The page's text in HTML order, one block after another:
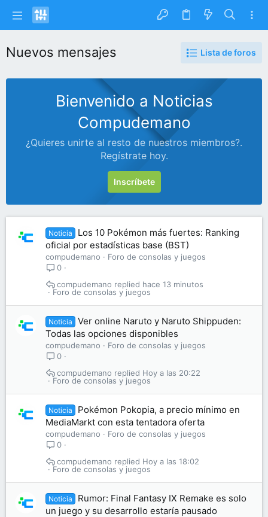
Nuevos mensajes Lista de foros
Bienvenido a Noticias
Compudemano
¿Quieres unirte al resto de nuestros miembros?.
Regístrate hoy.
Inscríbete
Noticia
Los 10 Pokémon más fuertes: Ranking
oficial por estadísticas base (BST)
compudemano
Foro de consolas y juegos
0
Foro de consolas y juegos
hace 13 minutos
compudemano
Noticia
Ver online Naruto y Naruto Shippuden:
Todas las opciones disponibles
compudemano
Foro de consolas y juegos
0
Foro de consolas y juegos
Hoy a las 20:22
compudemano
Noticia
Pokémon Pokopia, a precio mínimo en
MediaMarkt con esta tentadora oferta
compudemano
Foro de consolas y juegos
0
Foro de consolas y juegos
Hoy a las 18:02
compudemano
Noticia
Rumor: Final Fantasy IX Remake es solo
un juego y su desarrollo estaría pausado